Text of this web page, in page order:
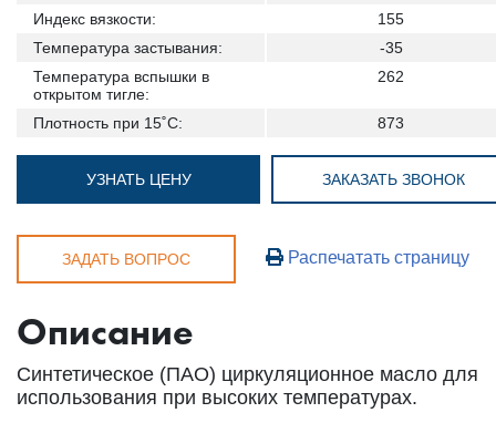
Индекс вязкости:
155
Температура застывания:
-35
Температура вспышки в
открытом тигле:
262
Плотность при 15˚С: 873
УЗНАТЬ ЦЕНУ ЗАКАЗАТЬ ЗВОНОК
ЗАДАТЬ ВОПРОС Распечатать страницу
Описание
Синтетическое (ПАО) циркуляционное масло для
использования при высоких температурах.